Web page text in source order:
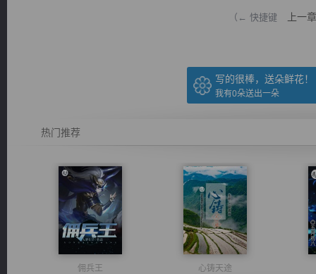
（← 快捷键 上一章
写的很棒，送朵鲜花！
我有0朵送出一朵
热门推荐
佣兵王 心铸天途